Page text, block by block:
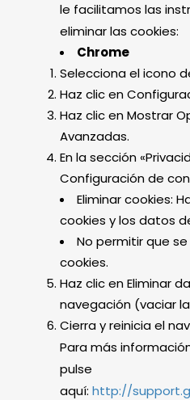
le facilitamos las
eliminar las cookies:
Chrome
Selecciona el icono
Haz clic en
Haz clic en Mostrar
Avanzadas.
En la sección
Configuración de
Eliminar cookies:
cookies y los datos
No permitir que
cookies.
Haz clic en Eliminar
navegación (vaciar
Cierra y reinicia el
Para más
pulse
aquí: http://